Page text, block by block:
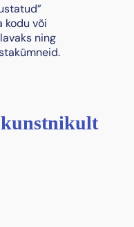
kodu või
ning
kunstnikult